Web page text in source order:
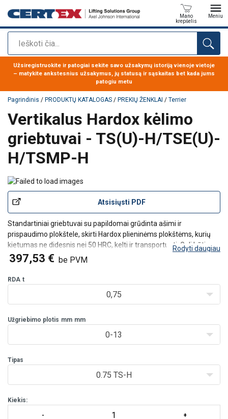
Paieška
Mano
krepšelis
Meniu
Produktas buvo pridėtas prie jūsų užklausos
Užsiregistruokite ir patogiai sekite savo užsakymų istoriją vienoje vietoje
– matykite ankstesnius užsakymus, jų statusą ir sąskaitas bet kada jums
patogiu metu
Pagrindinis / PRODUKTŲ KATALOGAS / PREKIŲ ŽENKLAI / Terrier
Vertikalus Hardox kėlimo
griebtuvai - TS(U)-H/TSE(U)-
H/TSMP-H
Atsisiųsti PDF
Standartiniai griebtuvai su papildomai grūdinta ašimi ir
prispaudimo plokštele, skirti Hardox plieninėms plokštėms, kurių
kietumas ne didesnis nei 50 HRC, kelti ir transportuoti. Gali būti
tiekiami su TS, TSU, TSE, TSEU ir TS(E)MP modeliais. Prašome
teirautis dėl specialių specifikacijų.
Rodyti daugiau
397,53 € be PVM
RDA t
0,75
Užgriebimo plotis mm mm
0-13
Tipas
0.75 TS-H
Kiekis: